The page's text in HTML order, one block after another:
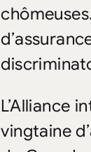
L’Alliance
vingtaine